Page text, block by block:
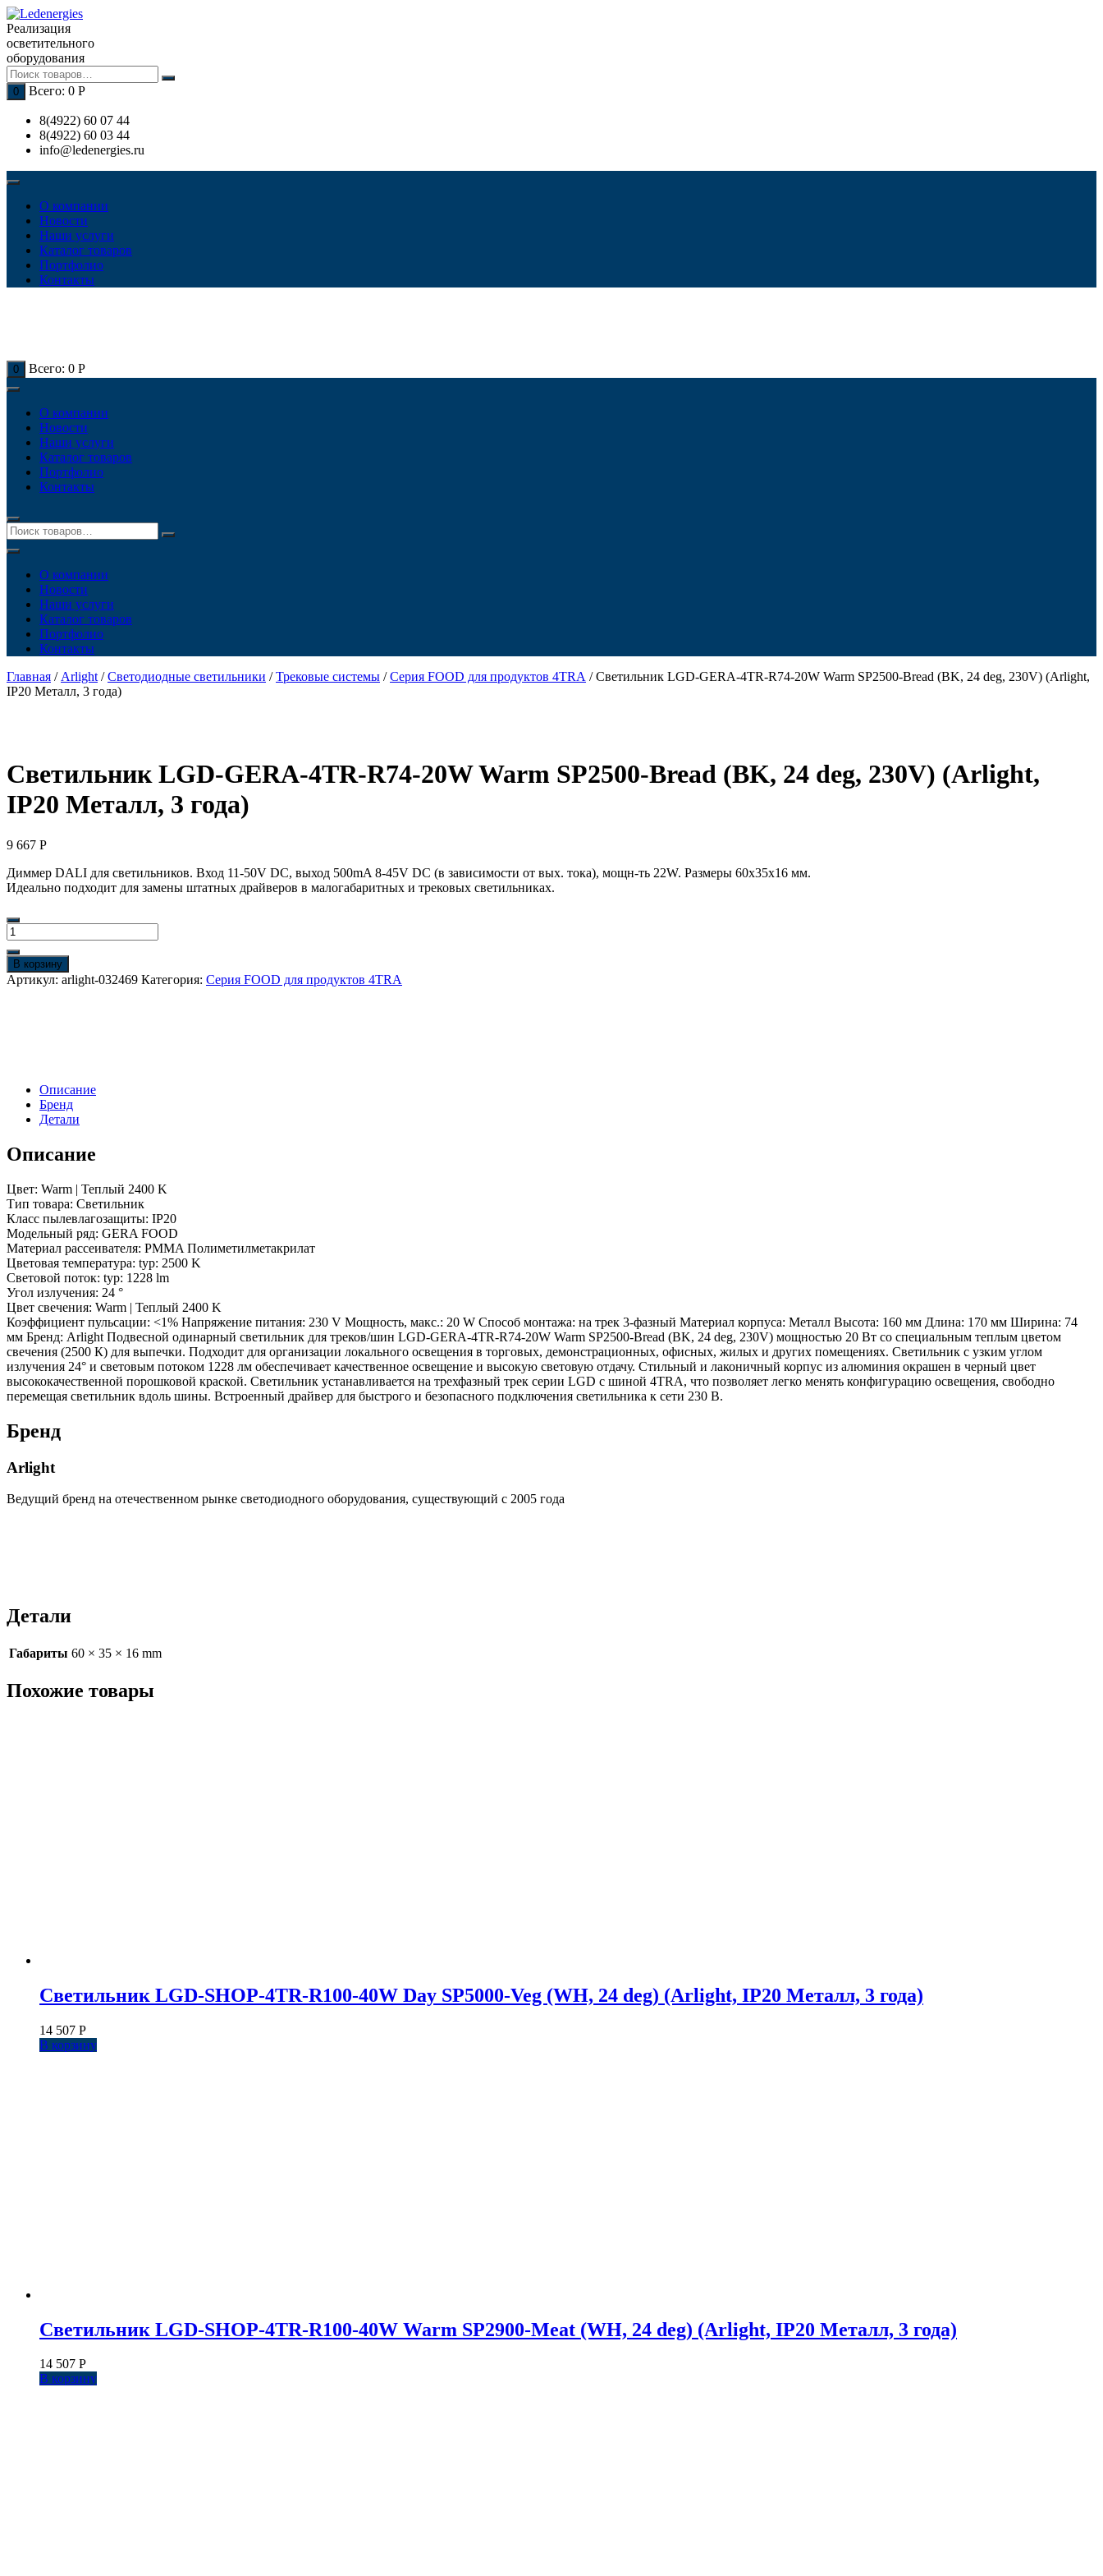
Перейти
к
содержимому
Реализация
осветительного
оборудования
0 Всего: 0 Р
8(4922) 60 07 44
8(4922) 60 03 44
info@ledenergies.ru
О компании
Новости
Наши услуги
Каталог товаров
Портфолио
Контакты
0 Всего: 0 Р
О компании
Новости
Наши услуги
Каталог товаров
Портфолио
Контакты
О компании
Новости
Наши услуги
Каталог товаров
Портфолио
Контакты
Главная / Arlight /Светодиодные светильники /Трековые системы /Серия FOOD для продуктов 4TRA / Светильник LGD-GERA-4TR-R74-20W Warm SP2500-Bread (BK, 24 deg, 230V) (Arlight,
IP20 Металл, 3 года)
Светильник LGD-GERA-4TR-R74-20W Warm SP2500-Bread (BK, 24 deg, 230V) (Arlight,
IP20 Металл, 3 года)
9 667 Р
Диммер DALI для светильников. Вход 11-50V DC, выход 500mA 8-45V DC (в зависимости от вых. тока), мощн-ть 22W. Размеры 60x35x16 мм.
Идеально подходит для замены штатных драйверов в малогабаритных и трековых светильниках.
Количество
товара
Светильник
LGD-
GERA-
(BK,
deg,
(Arlight,
3
года)
В корзину
Артикул: arlight-032469 Категория: Серия FOOD для продуктов 4TRA
Описание
Бренд
Детали
Описание
Цвет: Warm | Теплый 2400 K
Тип товара: Светильник
Класс пылевлагозащиты: IP20
Модельный ряд: GERA FOOD
Материал рассеивателя: PMMA Полиметилметакрилат
Цветовая температура: typ: 2500 K
Световой поток: typ: 1228 lm
Угол излучения: 24 °
Цвет свечения: Warm | Теплый 2400 K
Коэффициент пульсации: <1% Напряжение питания: 230 V Мощность, макс.: 20 W Способ монтажа: на трек 3-фазный Материал корпуса: Металл Высота: 160 мм Длина: 170 мм Ширина: 74
мм Бренд: Arlight Подвесной одинарный светильник для треков/шин LGD-GERA-4TR-R74-20W Warm SP2500-Bread (BK, 24 deg, 230V) мощностью 20 Вт со специальным теплым цветом
свечения (2500 К) для выпечки. Подходит для организации локального освещения в торговых, демонстрационных, офисных, жилых и других помещениях. Светильник с узким углом
излучения 24° и световым потоком 1228 лм обеспечивает качественное освещение и высокую световую отдачу. Стильный и лаконичный корпус из алюминия окрашен в черный цвет
высококачественной порошковой краской. Светильник устанавливается на трехфазный трек серии LGD с шиной 4TRA, что позволяет легко менять конфигурацию освещения, свободно
перемещая светильник вдоль шины. Встроенный драйвер для быстрого и безопасного подключения светильника к сети 230 В.
Бренд
Arlight
Ведущий бренд на отечественном рынке светодиодного оборудования, существующий с 2005 года
Детали
Габариты 60 × 35 × 16 mm
Похожие товары
Светильник LGD-SHOP-4TR-R100-40W Day SP5000-Veg (WH, 24 deg) (Arlight, IP20 Металл, 3 года)
14 507 Р
В корзину
Светильник LGD-SHOP-4TR-R100-40W Warm SP2900-Meat (WH, 24 deg) (Arlight, IP20 Металл, 3 года)
14 507 Р
В корзину